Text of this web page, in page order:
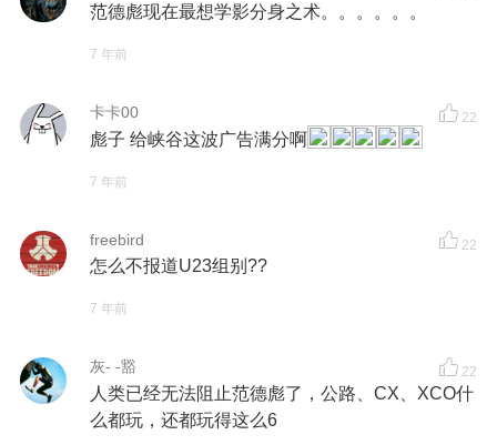
范德彪现在最想学影分身之术。。。。。。
7 年前
卡卡00 22
彪子 给峡谷这波广告满分啊
7 年前
freebird 22
怎么不报道U23组别??
7 年前
灰- -豁 22
人类已经无法阻止范德彪了，公路、CX、XCO什
么都玩，还都玩得这么6